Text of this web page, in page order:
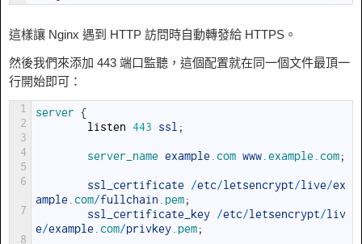
這樣讓 Nginx 遇到 HTTP 訪問時自動轉發給 HTTPS。
然後我們來添加 443 端口監聽，這個配置就在同一個文件最頂一
行開始即可：
1
2
3
4
5
6
7
8
server {
listen 443 ssl ;
server_name example .com www .example .com;
ssl_certificate /etc/letsencrypt/live/ex
ample .com/fullchain .pem;
ssl_certificate_key /etc/letsencrypt/liv
e/example .com/privkey .pem;